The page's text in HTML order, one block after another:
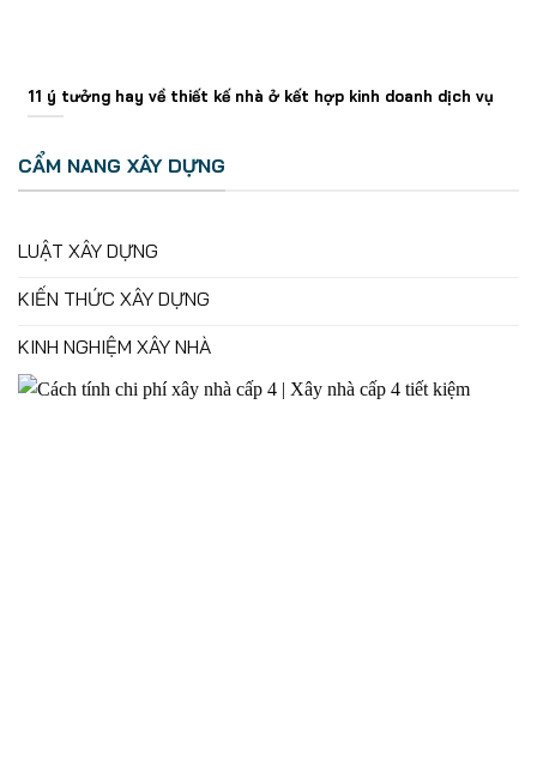
11 ý tưởng hay về thiết kế nhà ở kết hợp kinh doanh dịch vụ
CẨM NANG XÂY DỰNG
LUẬT XÂY DỰNG
KIẾN THỨC XÂY DỰNG
KINH NGHIỆM XÂY NHÀ